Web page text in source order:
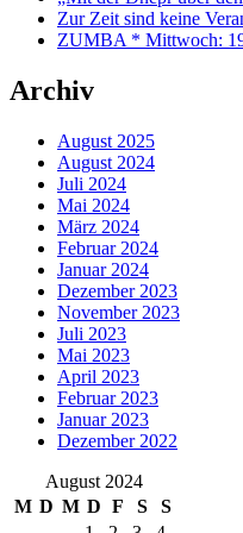
Zur Zeit sind keine
ZUMBA * Mittwoch:
Archiv
August 2025
August 2024
Juli 2024
Mai 2024
März 2024
Februar 2024
Januar 2024
Dezember 2023
November 2023
Juli 2023
Mai 2023
April 2023
Februar 2023
Januar 2023
Dezember 2022
August 2024
M D M D F S
S